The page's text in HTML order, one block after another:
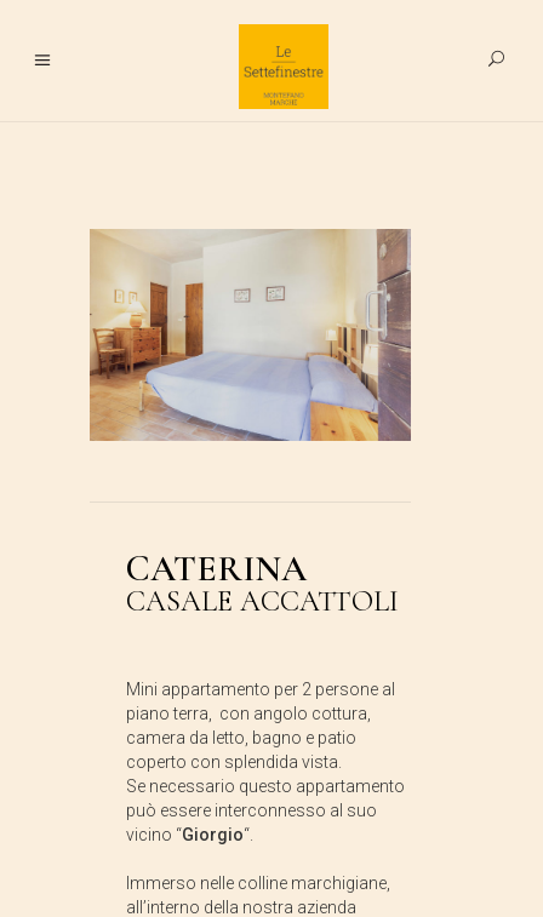
CATERINA
CASALE ACCATTOLI
Mini appartamento per 2 persone al
piano terra, con angolo cottura,
camera da letto, bagno e patio
coperto con splendida vista.
Se necessario questo appartamento
può essere interconnesso al suo
vicino “Giorgio“.
Immerso nelle colline marchigiane,
all’interno della nostra azienda